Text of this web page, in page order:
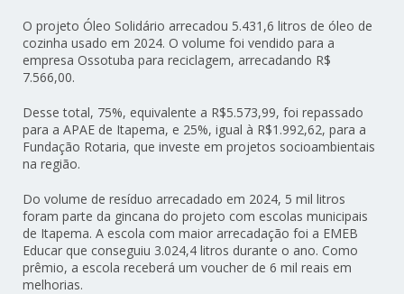
O projeto Óleo Solidário arrecadou 5.431,6 litros de óleo de
cozinha usado em 2024. O volume foi vendido para a
empresa Ossotuba para reciclagem, arrecadando R$
7.566,00.
Desse total, 75%, equivalente a R$5.573,99, foi repassado
para a APAE de Itapema, e 25%, igual à R$1.992,62, para a
Fundação Rotaria, que investe em projetos socioambientais
na região.
Do volume de resíduo arrecadado em 2024, 5 mil litros
foram parte da gincana do projeto com escolas municipais
de Itapema. A escola com maior arrecadação foi a EMEB
Educar que conseguiu 3.024,4 litros durante o ano. Como
prêmio, a escola receberá um voucher de 6 mil reais em
melhorias.